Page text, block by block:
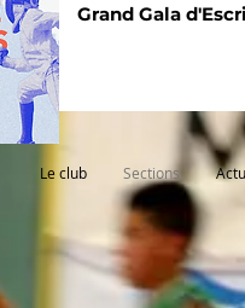
Grand Gala
Le club Sections